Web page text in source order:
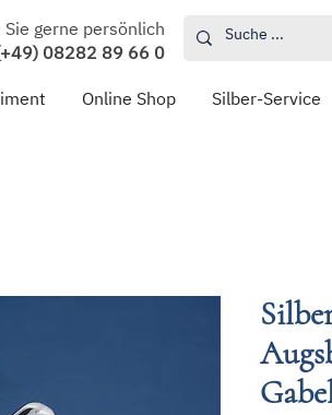
gerne persönlich
08282 89 66 0
Online Shop Silber-Service